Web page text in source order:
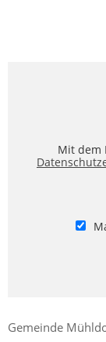
Mit dem
Gemeinde